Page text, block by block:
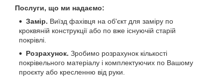
Послуги, що ми надаємо:
Замір. Виїзд фахівця на об'єкт для заміру по
кроквяній конструкції або по вже існуючій старій
покрівлі.
Розрахунок. Зробимо розрахунок кількості
покрівельного матеріалу і комплектуючих по Вашому
проєкту або кресленню від руки.